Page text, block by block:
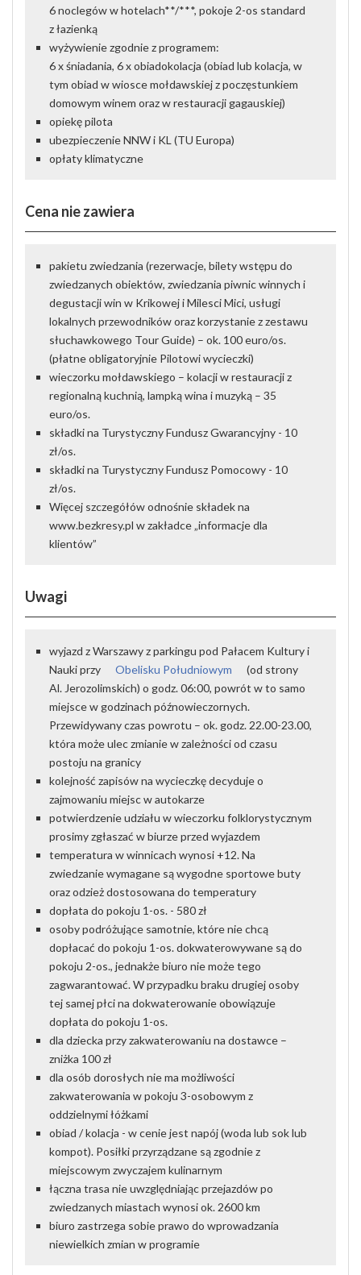
6 noclegów w hotelach**/***, pokoje 2-os standard
z łazienką
wyżywienie zgodnie z programem:
6 x śniadania, 6 x obiadokolacja (obiad lub kolacja, w
tym obiad w wiosce mołdawskiej z poczęstunkiem
domowym winem oraz w restauracji gagauskiej)
opiekę pilota
ubezpieczenie NNW i KL (TU Europa)
opłaty klimatyczne
Cena nie zawiera
pakietu zwiedzania (rezerwacje, bilety wstępu do
zwiedzanych obiektów, zwiedzania piwnic winnych i
degustacji win w Krikowej i Milesci Mici, usługi
lokalnych przewodników oraz korzystanie z zestawu
słuchawkowego Tour Guide) – ok. 100 euro/os.
(płatne obligatoryjnie Pilotowi wycieczki)
wieczorku mołdawskiego – kolacji w restauracji z
regionalną kuchnią, lampką wina i muzyką – 35
euro/os.
składki na Turystyczny Fundusz Gwarancyjny - 10
zł/os.
składki na Turystyczny Fundusz Pomocowy - 10
zł/os.
Więcej szczegółów odnośnie składek na
www.bezkresy.pl w zakładce „informacje dla
klientów”
Uwagi
wyjazd z Warszawy z parkingu pod Pałacem Kultury i
Nauki przy
Obelisku Południowym
(od strony
Al. Jerozolimskich) o godz. 06:00, powrót w to samo
miejsce w godzinach późnowieczornych.
Przewidywany czas powrotu – ok. godz. 22.00-23.00,
która może ulec zmianie w zależności od czasu
postoju na granicy
kolejność zapisów na wycieczkę decyduje o
zajmowaniu miejsc w autokarze
potwierdzenie udziału w wieczorku folklorystycznym
prosimy zgłaszać w biurze przed wyjazdem
temperatura w winnicach wynosi +12. Na
zwiedzanie wymagane są wygodne sportowe buty
oraz odzież dostosowana do temperatury
dopłata do pokoju 1-os. - 580 zł
osoby podróżujące samotnie, które nie chcą
dopłacać do pokoju 1-os. dokwaterowywane są do
pokoju 2-os., jednakże biuro nie może tego
zagwarantować. W przypadku braku drugiej osoby
tej samej płci na dokwaterowanie obowiązuje
dopłata do pokoju 1-os.
dla dziecka przy zakwaterowaniu na dostawce –
zniżka 100 zł
dla osób dorosłych nie ma możliwości
zakwaterowania w pokoju 3-osobowym z
oddzielnymi łóżkami
obiad / kolacja - w cenie jest napój (woda lub sok lub
kompot). Posiłki przyrządzane są zgodnie z
miejscowym zwyczajem kulinarnym
łączna trasa nie uwzględniając przejazdów po
zwiedzanych miastach wynosi ok. 2600 km
biuro zastrzega sobie prawo do wprowadzania
niewielkich zmian w programie